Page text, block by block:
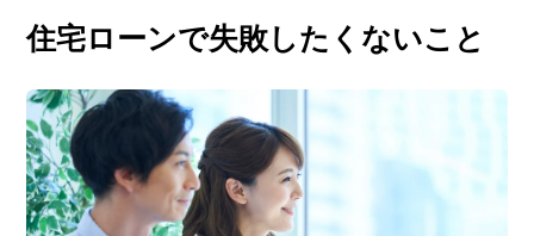
住宅ローンで失敗したくないこと